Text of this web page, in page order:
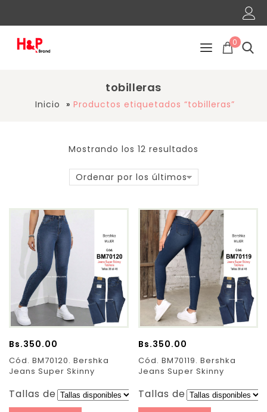
0
tobilleras
Inicio » Productos etiquetados “tobilleras”
Mostrando los 12 resultados
Ordenar por los últimos
Bs.350.00
Cód. BM70120. Bershka
Jeans Super Skinny
Tallas de Pantalones:
Bs.350.00
Cód. BM70119. Bershka
Jeans Super Skinny
Tallas de Pantalones: